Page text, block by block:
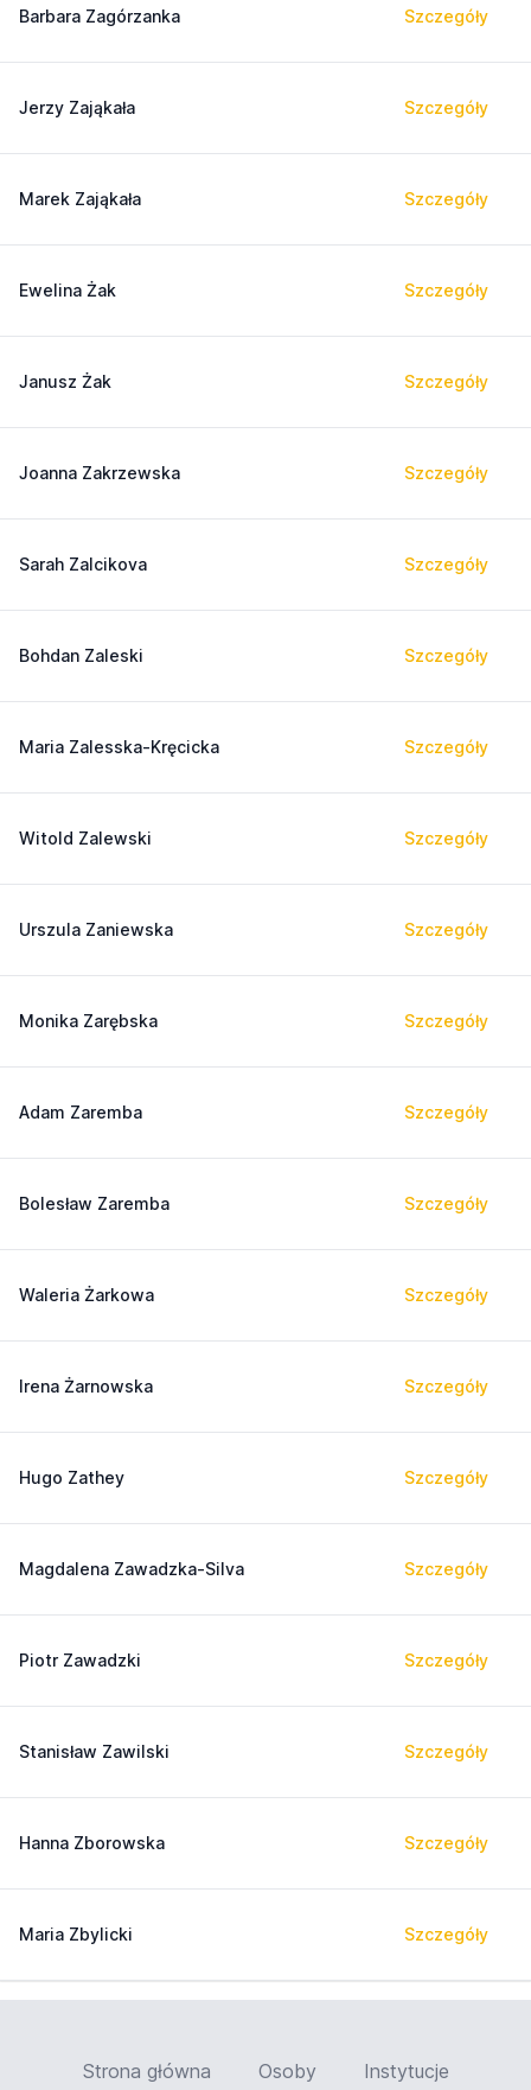
Barbara Zagórzanka Szczegóły
Jerzy Zająkała Szczegóły
Marek Zająkała Szczegóły
Ewelina Żak Szczegóły
Janusz Żak Szczegóły
Joanna Zakrzewska Szczegóły
Sarah Zalcikova Szczegóły
Bohdan Zaleski Szczegóły
Maria Zalesska-Kręcicka Szczegóły
Witold Zalewski Szczegóły
Urszula Zaniewska Szczegóły
Monika Zarębska Szczegóły
Adam Zaremba Szczegóły
Bolesław Zaremba Szczegóły
Waleria Żarkowa Szczegóły
Irena Żarnowska Szczegóły
Hugo Zathey Szczegóły
Magdalena Zawadzka-Silva Szczegóły
Piotr Zawadzki Szczegóły
Stanisław Zawilski Szczegóły
Hanna Zborowska Szczegóły
Maria Zbylicki Szczegóły
Strona główna Osoby Instytucje